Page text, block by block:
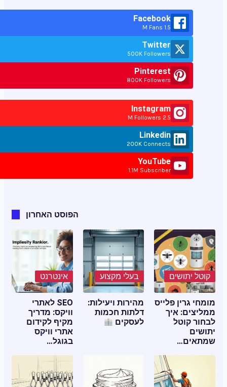
Facebook
1.5 M Fans
Twitter
500K Followers
Pinterest
800K Followers
Instagram
2.5 M Followers
Linkedin
200K Connects
YouTube
1.1M Subscriber
הפוסט האחרון
קוטל יתושים
מומחי גרין פלייס
ממליצים: איך
לבחור קוטל
יתושים
שמתאים…
בעלי מקצוע
מהירות ויעילות:
דלתות חכמות
לעסקים
אינטרנט
SEO לאתרי
וויקס: מדריך
מקיף לקידום
אתרי וויקס
בגוגל…